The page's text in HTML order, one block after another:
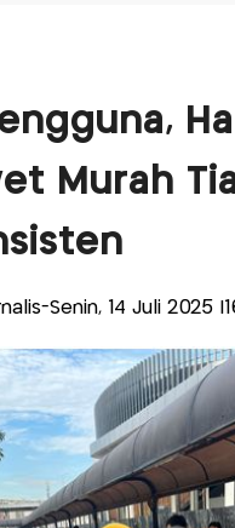
Murah
Senin, 14 Juli 2025